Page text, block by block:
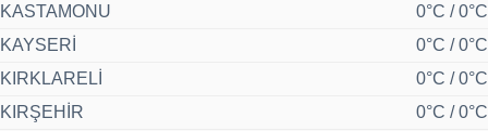
KASTAMONU
0°C / 0°C
KAYSERİ
0°C / 0°C
KIRKLARELİ
0°C / 0°C
KIRŞEHİR
0°C / 0°C